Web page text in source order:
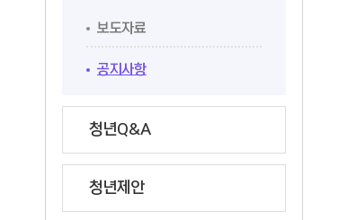
보도자료
공지사항
청년Q&A
청년제안